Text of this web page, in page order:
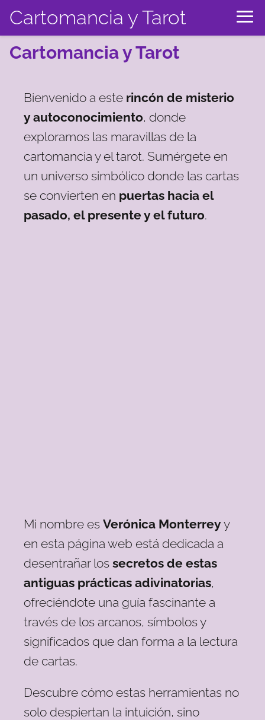
Cartomancia y Tarot
Cartomancia y Tarot
Bienvenido a este rincón de misterio
y autoconocimiento, donde
exploramos las maravillas de la
cartomancia y el tarot. Sumérgete en
un universo simbólico donde las cartas
se convierten en puertas hacia el
pasado, el presente y el futuro.
Mi nombre es Verónica Monterreyy
en esta página web está dedicada a
desentrañar los secretos de estas
antiguas prácticas adivinatorias,
ofreciéndote una guía fascinante a
través de los arcanos, símbolos y
significados que dan forma a la lectura
de cartas.
Descubre cómo estas herramientas no
solo despiertan la intuición, sino